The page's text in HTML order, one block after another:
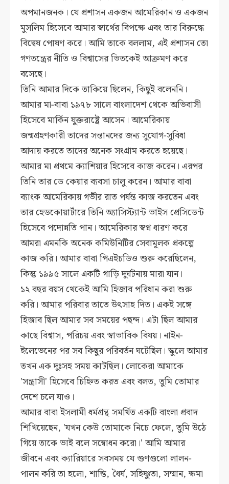
অপমানজনক। যে প্রশাসন একজন আমেরিকান ও একজন
মুসলিম হিসেবে আমার স্বার্থের বিপক্ষে এবং তার বিরুদ্ধে
বিদ্বেষ পোষণ করে। আমি তাকে বললাম, এই প্রশাসন তো
গণতন্ত্রের নীতি ও বিশ্বাসের ভিতকেই আক্রমণ করে
বসেছে।
তিনি আমার দিকে তাকিয়ে ছিলেন, কিছুই বলেননি।
আমার মা-বাবা ১৯৭৮ সালে বাংলাদেশ থেকে অভিবাসী
হিসেবে মার্কিন যুক্তরাষ্ট্রে আসেন। আমেরিকায়
জন্মগ্রহণকারী তাদের সন্তানদের জন্য সুযোগ-সুবিধা
আদায় করতে তাদের অনেক সংগ্রাম করতে হয়েছে।
আমার মা প্রথমে ক্যাশিয়ার হিসেবে কাজ করেন। এরপর
তিনি তার ডে কেয়ার ব্যবসা চালু করেন। আমার বাবা
ব্যাংক আমেরিকায় গভীর রাত পর্যন্ত কাজ করতেন এবং
তার হেডকোয়ার্টারে তিনি অ্যাসিস্ট্যান্ট ভাইস প্রেসিডেন্ট
হিসেবে পদোন্নতি পান। আমেরিকার স্বপ্ন ধারণ করে
আমরা এমনকি অনেক কমিউনিটির সেবামূলক প্রকল্পে
কাজ করি। আমার বাবা পিএইচডিও শুরু করেছিলেন,
কিন্তু ১৯৯৫ সালে একটি গাড়ি দুর্ঘটনায় মারা যান।
১২ বছর বয়স থেকেই আমি হিজাব পরিধান করা শুরু
করি। আমার পরিবার তাতে উৎসাহ দিত। একই সঙ্গে
হিজাব ছিল আমার সব সময়ের পছন্দ। এটা ছিল আমার
কাছে বিশ্বাস, পরিচয় এবং স্বাভাবিক বিষয়। নাইন-
ইলেভেনের পর সব কিছুর পরিবর্তন ঘটেছিল। স্কুলে আমার
তখন এক দুঃসহ সময় কাটছিল। লোকেরা আমাকে
'সন্ত্রাসী' হিসেবে চিহ্নিত করত এবং বলত, তুমি তোমার
দেশে চলে যাও।
আমার বাবা ইসলামী ধর্মগ্রন্থ সমর্থিত একটি বাংলা প্রবাদ
শিখিয়েছেন, 'যখন কেউ তোমাকে নিচে ফেলে, তুমি উঠে
গিয়ে তাকে ভাই বলে সম্বোধন করো।' আমি আমার
জীবনে এবং ক্যারিয়ারে সবসময় যে গুণগুলো লালন-
পালন করি তা হলো, শান্তি, ধৈর্য, সহিষ্ণুতা, সম্মান, ক্ষমা